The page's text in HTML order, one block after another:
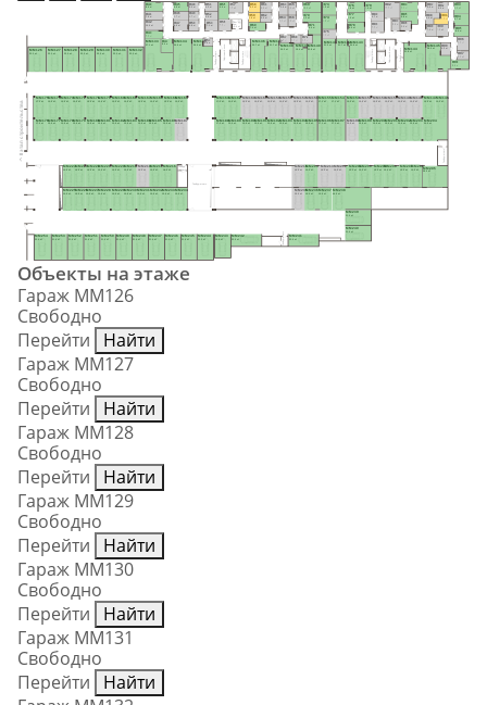
Тамбур-шлюз
Тамбур-шлюз
Тамбур
Тамбур-шлюз Лифтовый холл Лифтовый холл
Тамбур-шлюз Тамбур-шлюз Тамбур-шлюз
Тамбур-шлюз
Пом. уб.
4.6 м²
MM126
22.3 м²
MM127
22.3 м²
MM128
22.3 м²
MM129
22.3 м²
MM130
22.3 м²
MM131
22.3 м²
MM132
22.3 м²
MM133
37.1 м²
MM134
30.9 м²
MM135
29.9 м²
MM136
23.7 м²
MM137
MM138
20.2 м²
MM139
19.4 м²
MM140
22.8 м²
MM141
21.5 м²
MM142MM143
24.8 м²
MM144
31.8 м²
MM145
28.0 м²
MM146
15.5 м²
MM147
15.9 м²
MM148
15.9 м²
MM149
15.9 м²
MM150
15.9 м²
MM151
15.9 м²
MM152
15.9 м²
MM153
15.5 м²
MM154
MM155
MM156
15.9 м²
MM157
15.9 м²
MM158
15.9 м²
MM159
15.9 м²
MM160
15.9 м²
MM161
15.9 м²
MM162
15.9 м²
MM163
17.0 м²
MM164
15.9 м²
MM165
15.9 м²
MM166
15.9 м²
MM167
15.9 м²
MM168
15.9 м²
MM169
15.9 м²
MM170
15.9 м²
MM171
15.9 м²
MM172
15.9 м²
MM173
15.9 м²
MM174
15.9 м²
MM175
17.0 м²
MM176
17.0 м²
MM177
15.9 м²
MM178
15.9 м²
MM179
15.9 м²
MM180
15.9 м²
MM181
15.9 м²
MM182
15.9 м²
MM183
15.9 м²
MM184
15.9 м²
MM185
15.9 м²
MM186
15.9 м²
MM187
15.9 м²
MM188
17.0 м²
MM189
15.9 м²
MM190
15.9 м²
MM191
15.9 м²
MM192
15.9 м²
MM193
15.9 м²
MM194
15.9 м²
MM195
15.5 м²
MM196MM197 MM198
15.5 м²
MM199
15.9 м²
MM200
15.9 м²
MM201
15.9 м²
MM202
15.9 м²
MM203
15.9 м²
MM204
30.5 м²
MM205
28.9 м²
MM206
15.0 м²
MM207
15.0 м²
MM208
15.0 м²
MM209
15.0 м²
MM210
15.0 м²
MM211
15.0 м²
MM212
16.5 м²
MM213
16.5 м²
MM214
15.0 м²
MM215
15.0 м²
MM216
18.6 м²
MM217
15.9 м²
MM218
15.9 м²
MM219
15.9 м²
MM220
15.9 м²
MM221
15.9 м²
MM222
15.9 м²
MM223
15.9 м²
MM224
15.9 м²
MM225
15.9 м²
MM226
15.9 м²
MM227
15.9 м²
MM228
15.9 м²
MM229
15.9 м²
MM230
15.9 м²
MM231
15.9 м²
MM232
15.9 м²
MM233
15.9 м²
MM234
15.9 м²
MM235
15.0 м²
MM236
15.0 м²
MM237
15.9 м²
MM238
46.0 м²
MM239
21.0 м²
MM240
21.0 м²
MM241
22.9 м²
MM242
22.9 м²
MM243
19.8 м²
MM244
MM245
21.6 м²
MM246
21.6 м²
MM247
21.6 м²
MM248
21.6 м²
MM249
21.6 м²
MM250
21.6 м²
MM251
21.6 м²
MM252
21.6 м²
MM253
21.6 м²
MM254
23.4 м²
H40
8.9 м²
H41
7.9 м²
H42
10.0 м²
H43
7.5 м²
H44
8.0 м²
H45
6.9 м²
H46
6.7 м²
H47
8.0 м²
H48
5.0 м²
H49
4.7 м²
H50
5.8 м²
H51
6.2 м²
H52
5.9 м²
H53
H54
3.9 м²
H55
9.4 м²
H56
7.8 м²
H57
7.7 м²
H58
6.2 м²
H59
5.8 м²
H60
H61
H62
5.5 м²
H63
5.9 м²
H64
H65
H66
4.8 м²
H67 H68
H69
H70
9.2 м²
H71
8.4 м²
H72
H73
9.2 м²
H74
9.8 м²
H75
H76
8.8 м²
H77
8.5 м²
H78
8.9 м²
H79
9.4 м²
H80
6.7 м²
H81
7.3 м²
H82
13.5 м²
H83
H84
8.4 м²
H85
9.8 м²
H86
5.6 м²
H87
5.9 м²
H88
6.4 м²
H89
7.0 м²
H90
H91
6.5 м²
H92
6.0 м²
H93
H94
8.7 м²
H95
8.4 м²
H96
H97
H98
8.4 м²
H99
6.2 м²
II этап строительства
Объекты на этаже
Гараж ММ126
Свободно
Перейти
Найти
Гараж ММ127
Свободно
Перейти
Найти
Гараж ММ128
Свободно
Перейти
Найти
Гараж ММ129
Свободно
Перейти
Найти
Гараж ММ130
Свободно
Перейти
Найти
Гараж ММ131
Свободно
Перейти
Найти